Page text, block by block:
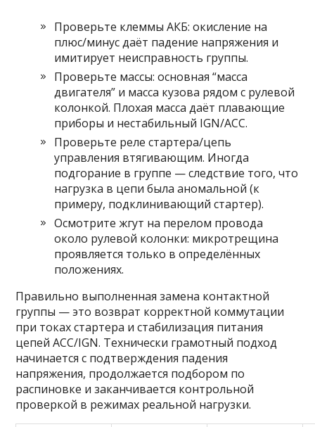
Проверьте клеммы АКБ: окисление на
плюс/минус даёт падение напряжения и
имитирует неисправность группы.
Проверьте массы: основная “масса
двигателя” и масса кузова рядом с рулевой
колонкой. Плохая масса даёт плавающие
приборы и нестабильный IGN/ACC.
Проверьте реле стартера/цепь
управления втягивающим. Иногда
подгорание в группе — следствие того, что
нагрузка в цепи была аномальной (к
примеру, подклинивающий стартер).
Осмотрите жгут на перелом провода
около рулевой колонки: микротрещина
проявляется только в определённых
положениях.
Правильно выполненная замена контактной
группы — это возврат корректной коммутации
при токах стартера и стабилизация питания
цепей ACC/IGN. Технически грамотный подход
начинается с подтверждения падения
напряжения, продолжается подбором по
распиновке и заканчивается контрольной
проверкой в режимах реальной нагрузки.